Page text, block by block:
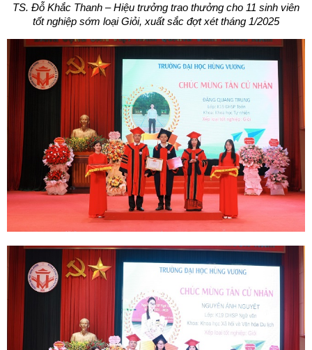
TS. Đỗ Khắc Thanh – Hiệu trưởng trao thưởng cho 11 sinh viên
tốt nghiệp sớm loại Giỏi, xuất sắc đợt xét tháng 1/2025